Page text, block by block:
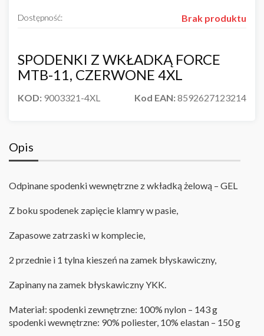
SPODENKI Z WKŁADKĄ FORCE
MTB-11, CZERWONE 4XL
KOD: 9003321-4XL Kod EAN:8592627123214
Dostępność: Brak produktu
Opis
Odpinane spodenki wewnętrzne z wkładką żelową – GEL
Z boku spodenek zapięcie klamry w pasie,
Zapasowe zatrzaski w komplecie,
2 przednie i 1 tylna kieszeń na zamek błyskawiczny,
Zapinany na zamek błyskawiczny YKK.
Materiał: spodenki zewnętrzne: 100% nylon – 143 g
spodenki wewnętrzne: 90% poliester, 10% elastan – 150 g